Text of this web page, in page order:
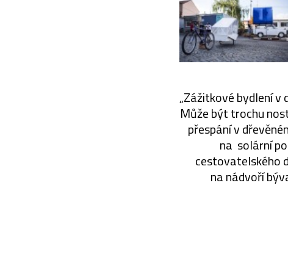
„Zážitkové bydlení
Může být trochu
přespání v
na solární
cestovatelského
na nádvoří